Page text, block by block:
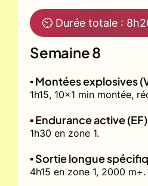
⏲ Durée totale :
Semaine 8
▪️ Montées explosives
1h15, 10x1 min montée,
▪️ Endurance active (EF)
1h30 en zone 1.
▪️ Sortie longue
4h15 en zone 1, 2000 m+.